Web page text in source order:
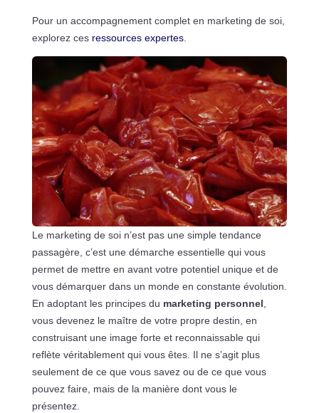
Pour un accompagnement complet en marketing de soi,
explorez ces ressources expertes.
Le marketing de soi n’est pas une simple tendance
passagère, c’est une démarche essentielle qui vous
permet de mettre en avant votre potentiel unique et de
vous démarquer dans un monde en constante évolution.
En adoptant les principes du marketing personnel
vous devenez le maître de votre propre destin, en
construisant une image forte et reconnaissable qui
reflète véritablement qui vous êtes. Il ne s’agit plus
seulement de ce que vous savez ou de ce que vous
pouvez faire, mais de la manière dont vous le
présentez.